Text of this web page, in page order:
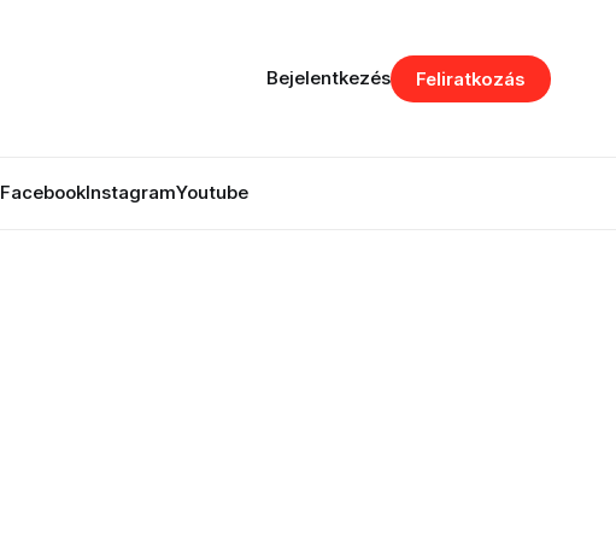
FacebookInstagramYoutube
Bejelentkezés Feliratkozás